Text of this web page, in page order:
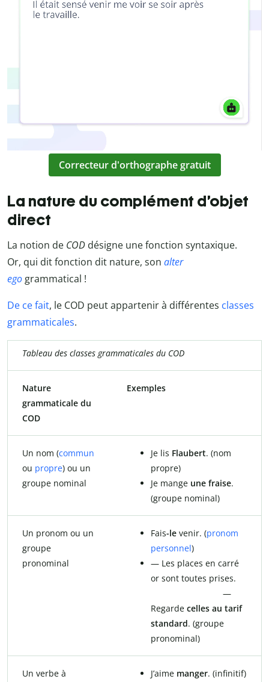
Correcteur d'orthographe gratuit
La nature du complément d’objet
direct
La notion de COD désigne une fonction syntaxique.
Or, qui dit fonction dit nature, son alter
egogrammatical !
De ce fait, le COD peut appartenir à différentes classes
grammaticales.
Tableau des classes grammaticales du COD
Nature
grammaticale du
COD
Exemples
Un nom (commun
ou propre) ou un
groupe nominal
Je lis Flaubert. (nom
propre)
Je mange une fraise.
(groupe nominal)
Un pronom ou un
groupe
pronominal
Fais-le venir. (pronom
personnel)
— Les places en carré
or sont toutes prises.
—
Regarde celles au tarif
standard. (groupe
pronominal)
Un verbe à
J’aime manger. (infinitif)